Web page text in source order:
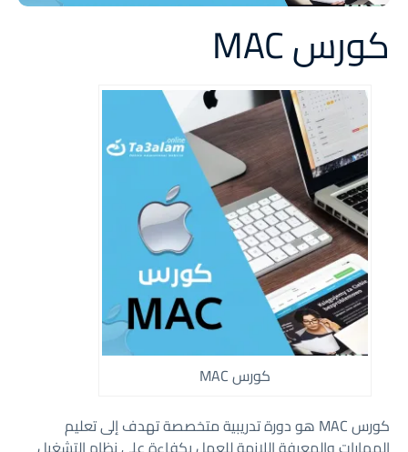
كورس MAC
كورس MAC
كورس MAC هو دورة تدريبية متخصصة تهدف إلى تعليم